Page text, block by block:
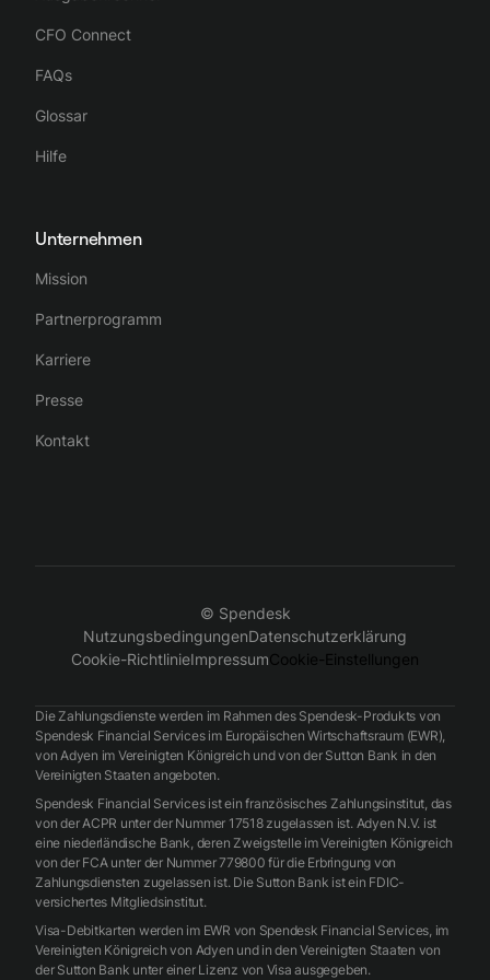
CFO Connect
FAQs
Glossar
Hilfe
Unternehmen
Mission
Partnerprogramm
Karriere
Presse
Kontakt
© Spendesk
NutzungsbedingungenDatenschutzerklärung
Cookie-RichtlinieImpressumCookie-Einstellungen
Die Zahlungsdienste werden im Rahmen des Spendesk-Produkts von
Spendesk Financial Services im Europäischen Wirtschaftsraum (EWR),
von Adyen im Vereinigten Königreich und von der Sutton Bank in den
Vereinigten Staaten angeboten.
Spendesk Financial Services ist ein französisches Zahlungsinstitut, das
von der ACPR unter der Nummer 17518 zugelassen ist. Adyen N.V. ist
eine niederländische Bank, deren Zweigstelle im Vereinigten Königreich
von der FCA unter der Nummer 779800 für die Erbringung von
Zahlungsdiensten zugelassen ist. Die Sutton Bank ist ein FDIC-
versichertes Mitgliedsinstitut.
Visa-Debitkarten werden im EWR von Spendesk Financial Services, im
Vereinigten Königreich von Adyen und in den Vereinigten Staaten von
der Sutton Bank unter einer Lizenz von Visa ausgegeben.